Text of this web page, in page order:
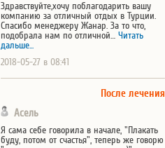
Здравствуйте,хочу поблагодарить вашу
компанию за отличный отдых в Турции.
Спасибо менеджеру Жанар. За то что,
подобрала нам по отличной… Читать
дальше...
2018-05-27 в 08:41
После лечения
Асель
Я сама себе говорила в начале, "Плакать
буду, потом от счастья", теперь же говорю